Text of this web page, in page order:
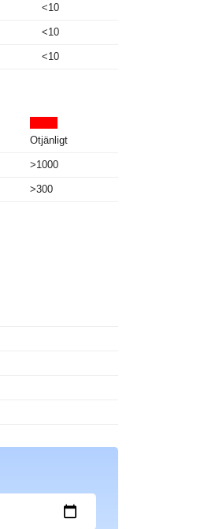
<10
<10
<10
Otjänligt
>1000
>300